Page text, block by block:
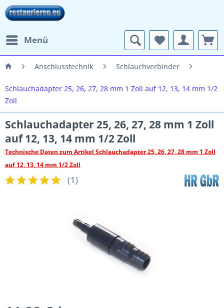
Menü
Anschlusstechnik Schlauchverbinder
Schlauchadapter 25, 26, 27, 28 mm 1 Zoll auf 12, 13, 14 mm 1/2
Zoll
Schlauchadapter 25, 26, 27, 28 mm 1 Zoll
auf 12, 13, 14 mm 1/2 Zoll
Technische Daten zum Artikel Schlauchadapter 25, 26, 27, 28 mm 1 Zoll
auf 12, 13, 14 mm 1/2 Zoll
(1)